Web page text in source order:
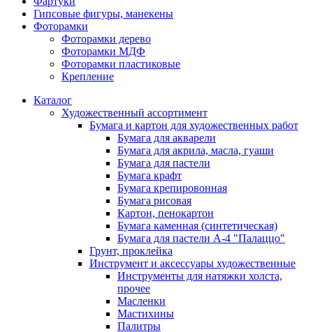
Гипсовые фигуры, манекены
Фоторамки
Фоторамки дерево
Фоторамки МДФ
Фоторамки пластиковые
Крепление
Каталог
Художественный ассортимент
Бумага и картон для художественных работ
Бумага для акварели
Бумага для акрила, масла, гуаши
Бумага для пастели
Бумага крафт
Бумага крепировонная
Бумага рисовая
Картон, пенокартон
Бумага каменная (синтетическая)
Бумага для пастели А-4 "Палаццо"
Грунт, проклейка
Инструмент и аксессуары художественные
Инструменты для натяжки холста,
прочее
Масленки
Мастихины
Палитры